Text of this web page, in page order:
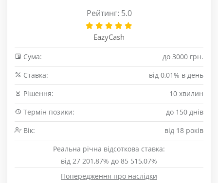
Рейтинг: 5.0
EazyCash
Сума:
до 3000 грн.
Cтавка:
від 0,01% в день
Рішення:
10 хвилин
Термін позики:
до 150 днів
Вік:
від 18 років
Реальна річна відсоткова ставка:
від 27 201,87% до 85 515,07%
Попередження про наслідки